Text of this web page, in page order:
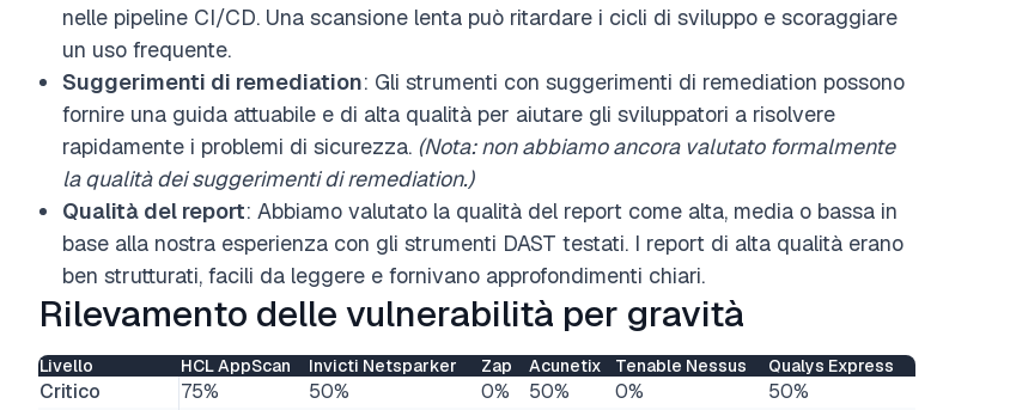
nelle pipeline CI/CD. Una scansione lenta può ritardare i cicli di sviluppo e scoraggiare
un uso frequente.
Suggerimenti di remediation: Gli strumenti con suggerimenti di remediation possono
fornire una guida attuabile e di alta qualità per aiutare gli sviluppatori a risolvere
rapidamente i problemi di sicurezza. (Nota: non abbiamo ancora valutato formalmente
la qualità dei suggerimenti di remediation.)
Qualità del report: Abbiamo valutato la qualità del report come alta, media o bassa in
base alla nostra esperienza con gli strumenti DAST testati. I report di alta qualità erano
ben strutturati, facili da leggere e fornivano approfondimenti chiari.
Rilevamento delle vulnerabilità per gravità
Livello HCL AppScan Invicti Netsparker Zap Acunetix Tenable Nessus Qualys Express
Critico 75% 50% 0% 50% 0%
50%